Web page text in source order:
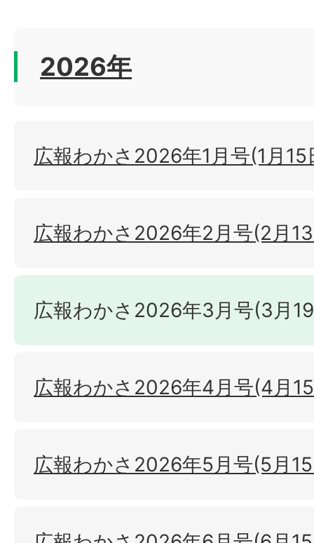
2026年
広報わかさ2026年1月号(1月15
広報わかさ2026年2月号(2月
広報わかさ2026年3月号(3月
広報わかさ2026年4月号(4月
広報わかさ2026年5月号(5月